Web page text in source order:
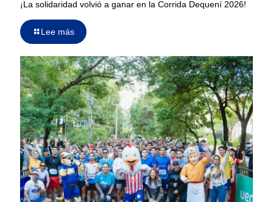
¡La solidaridad volvió a ganar en la Corrida Dequení 2026!
Lee más